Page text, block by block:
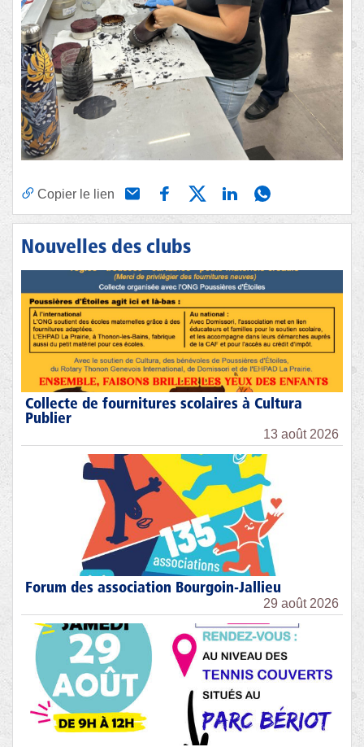
Copier le lien
Nouvelles des clubs
Collecte de fournitures scolaires à Cultura
Publier
13 août 2026
Forum des association Bourgoin-Jallieu
29 août 2026